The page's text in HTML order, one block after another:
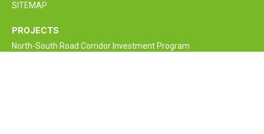
SITEMAP
PROJECTS
North-South Road Corridor Investment Program